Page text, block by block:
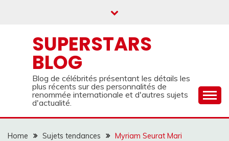
SUPERSTARS
BLOG
Blog de célébrités présentant les détails les
plus récents sur des personnalités de
renommée internationale et d'autres sujets
d'actualité.
Home Sujets tendances Myriam Seurat Mari